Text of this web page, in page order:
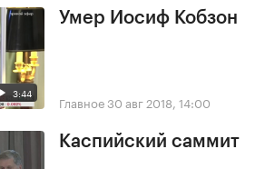
3:44
Умер Иосиф Кобзон
Главное30 авг 2018, 14:00
Каспийский саммит